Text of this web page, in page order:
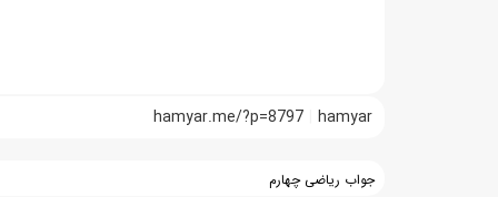
hamyar
hamyar.me/?p=8797
جواب ریاضی چهارم